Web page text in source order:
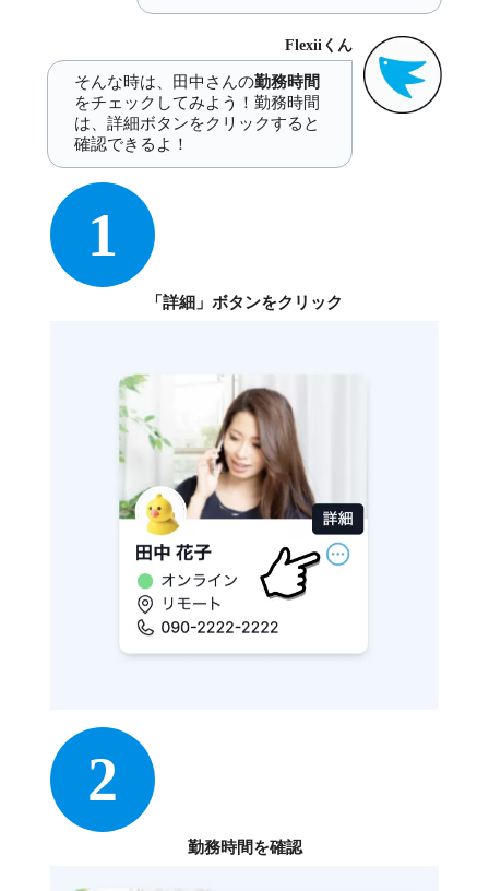
Flexiiくん
そんな時は、田中さんの勤務時間
をチェックしてみよう！勤務時間
は、詳細ボタンをクリックすると
確認できるよ！
1
「詳細」ボタンをクリック
2
勤務時間を確認